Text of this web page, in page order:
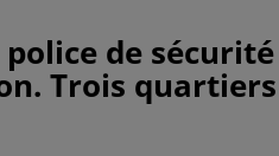
de
Trois